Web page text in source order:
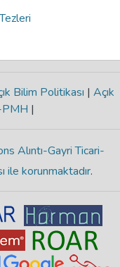
Bilim Politikası | Açık
|
Alıntı-Gayri Ticari-
ile korunmaktadır.